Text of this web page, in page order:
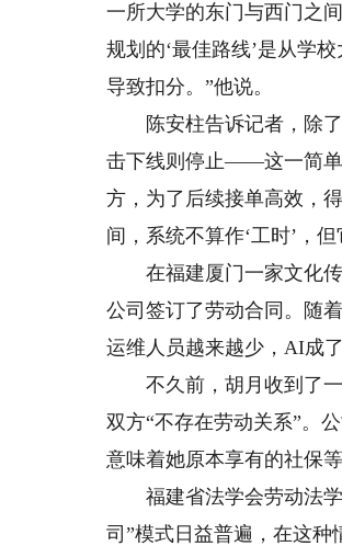
一所大学的东门与西门之
规划的‘最佳路线’是从学
导致扣分。”他说。
陈安柱告诉记者，除了
击下线则停止——这一简单
方，为了后续接单高效，
间，系统不算作‘工时’，
在福建厦门一家文化传
公司签订了劳动合同。随
运维人员越来越少，AI成
不久前，胡月收到了一
双方“不存在劳动关系”。
意味着她原本享有的社保
福建省法学会劳动法学
司”模式日益普遍，在这